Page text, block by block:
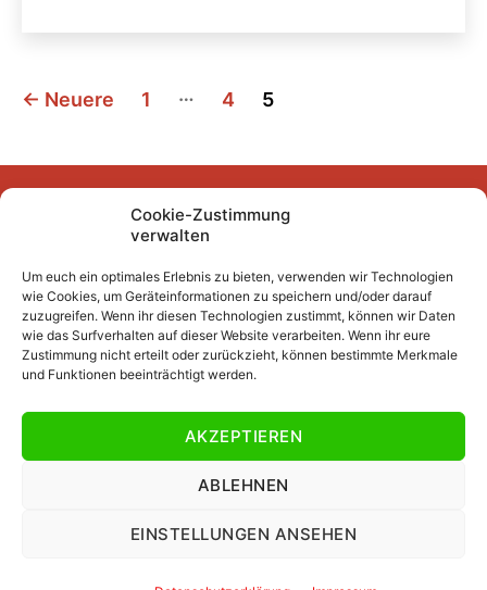
Cookie-Zustimmung
verwalten
Um euch ein optimales Erlebnis zu bieten, verwenden wir Technologien
wie Cookies, um Geräteinformationen zu speichern und/oder darauf
zuzugreifen. Wenn ihr diesen Technologien zustimmt, können wir Daten
wie das Surfverhalten auf dieser Website verarbeiten. Wenn ihr eure
Zustimmung nicht erteilt oder zurückzieht, können bestimmte Merkmale
und Funktionen beeinträchtigt werden.
AKZEPTIEREN
ABLEHNEN
EINSTELLUNGEN ANSEHEN
Seitennummerierung
Beiträge
← Neuere 1 … 4 5
FacebookInstagram
YouTubeMastodonBluesky
Unser Archiv
Kurze Fuffzehn
Beiträge 2007/2008 bis 2018/2019
Beiträge vor 2007/2008
Datenschutzerklärung